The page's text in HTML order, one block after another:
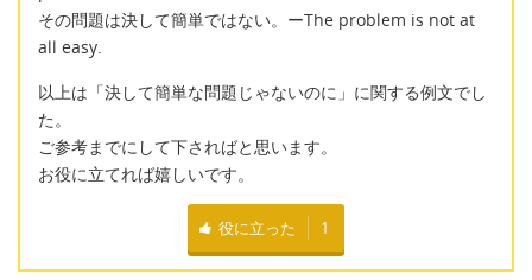
その問題は決して簡単ではない。ーThe problem is not at
all easy.
以上は「決して簡単な問題じゃないのに」に関する例文でし
た。
ご参考までにして下さればと思います。
お役に立てれば嬉しいです。
役に立った 1